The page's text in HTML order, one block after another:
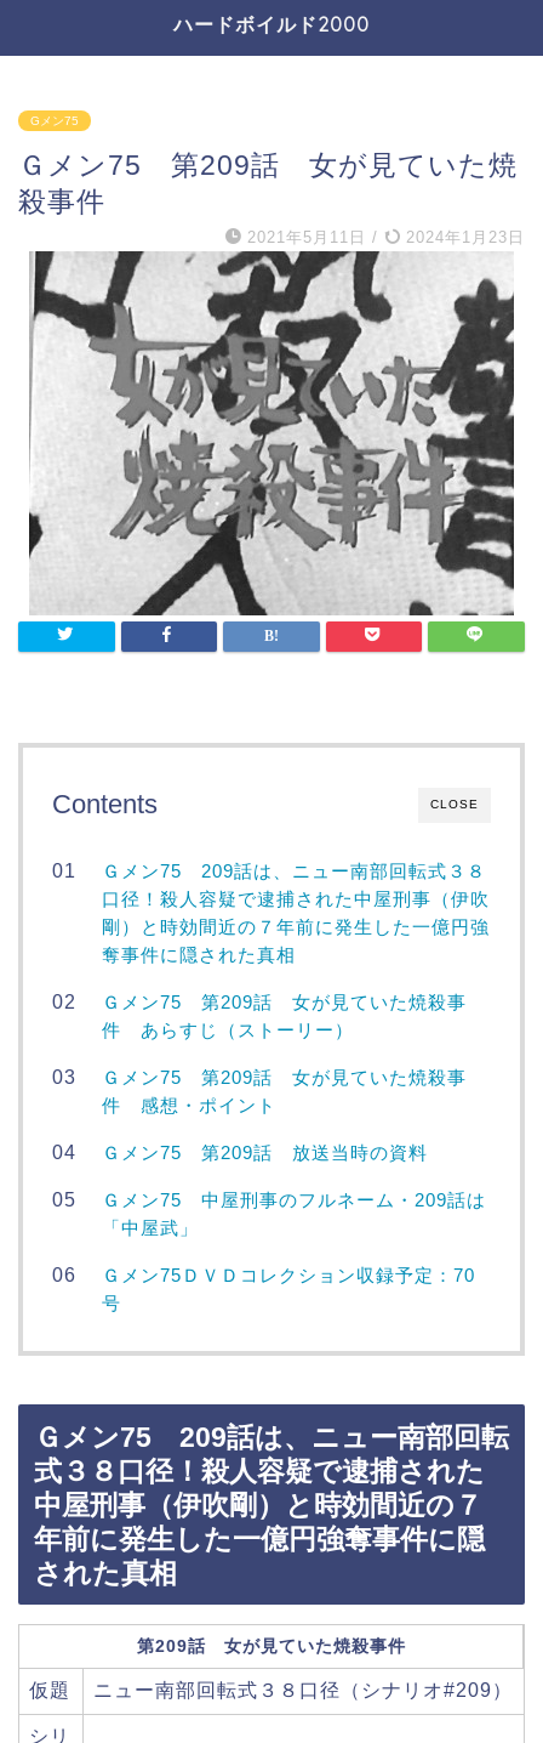
ハードボイルド2000
Gメン75
Ｇメン75 第209話 女が見ていた焼
殺事件
2021年5月11日 / 2024年1月23日
CLOSE
Contents
Ｇメン75 209話は、ニュー南部回転式３８
口径！殺人容疑で逮捕された中屋刑事（伊吹
剛）と時効間近の７年前に発生した一億円強
奪事件に隠された真相
Ｇメン75 第209話 女が見ていた焼殺事
件 あらすじ（ストーリー）
Ｇメン75 第209話 女が見ていた焼殺事
件 感想・ポイント
Ｇメン75 第209話 放送当時の資料
Ｇメン75 中屋刑事のフルネーム・209話は
「中屋武」
Ｇメン75ＤＶＤコレクション収録予定：70
号
Ｇメン75 209話は、ニュー南部回転
式３８口径！殺人容疑で逮捕された
中屋刑事（伊吹剛）と時効間近の７
年前に発生した一億円強奪事件に隠
された真相
第209話 女が見ていた焼殺事件
仮題 ニュー南部回転式３８口径（シナリオ#209）
シリ